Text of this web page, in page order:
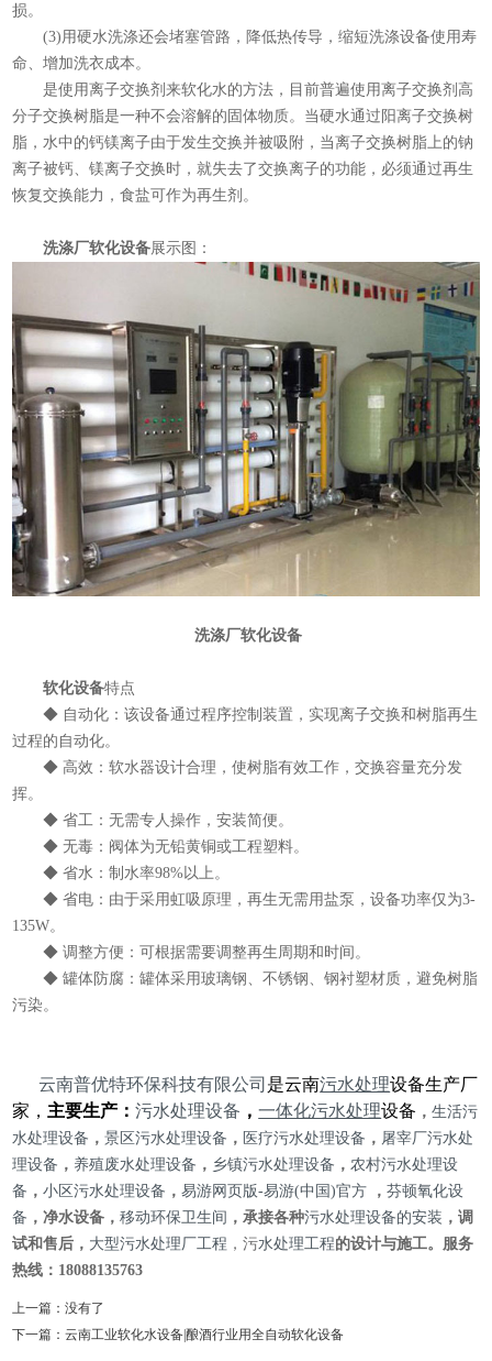
损。
(3)用硬水洗涤还会堵塞管路，降低热传导，缩短洗涤设备使用寿
命、增加洗衣成本。
是使用离子交换剂来软化水的方法，目前普遍使用离子交换剂高
分子交换树脂是一种不会溶解的固体物质。当硬水通过阳离子交换树
脂，水中的钙镁离子由于发生交换并被吸附，当离子交换树脂上的钠
离子被钙、镁离子交换时，就失去了交换离子的功能，必须通过再生
恢复交换能力，食盐可作为再生剂。
洗涤厂软化设备展示图：
洗涤厂软化设备
软化设备特点
◆ 自动化：该设备通过程序控制装置，实现离子交换和树脂再生
过程的自动化。
◆ 高效：软水器设计合理，使树脂有效工作，交换容量充分发
挥。
◆ 省工：无需专人操作，安装简便。
◆ 无毒：阀体为无铅黄铜或工程塑料。
◆ 省水：制水率98%以上。
◆ 省电：由于采用虹吸原理，再生无需用盐泵，设备功率仅为3-
135W。
◆ 调整方便：可根据需要调整再生周期和时间。
◆ 罐体防腐：罐体采用玻璃钢、不锈钢、钢衬塑材质，避免树脂
污染。
云南普优特环保科技有限公司 是云南污水处理设备生产厂
家， 主要生产：污水处理设备 ，一体化污水处理设备 ，生活污
水处理设备 ，景区污水处理设备 ， 医疗污水处理设备 ， 屠宰厂污水处
理设备 ， 养殖废水处理设备 ， 乡镇污水处理设备 ， 农村污水处理设
备 ，小区污水处理设备 ，易游网页版-易游(中国)官方 ，芬顿氧化设
备 ，净水设备，移动环保卫生间 ，承接各种污水处理设备的安装 ，调
试和售后， 大型污水处理厂工程 ，污水处理工程的设计与施工。服务
热线： 18088135763
上一篇：没有了
下一篇：云南工业软化水设备|酿酒行业用全自动软化设备